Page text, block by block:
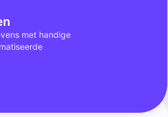
met handige